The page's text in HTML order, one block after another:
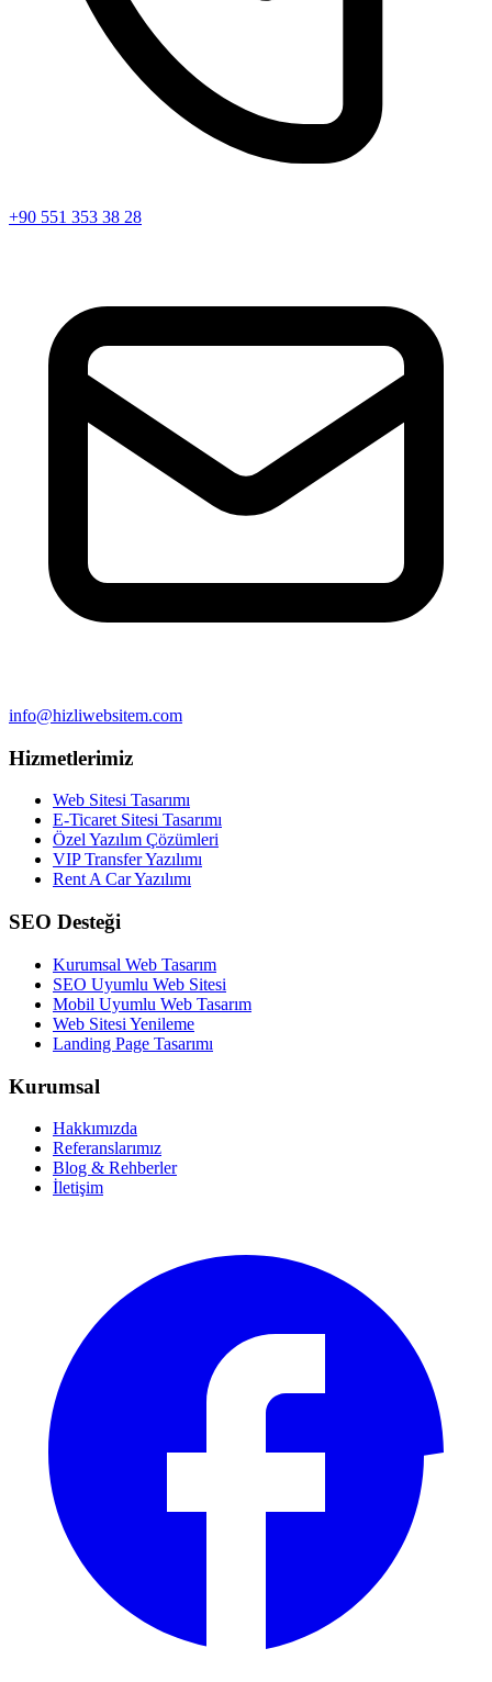
+90 551 353 38 28
info@hizliwebsitem.com
Hizmetlerimiz
Web Sitesi Tasarımı
E-Ticaret Sitesi Tasarımı
Özel Yazılım Çözümleri
VIP Transfer Yazılımı
Rent A Car Yazılımı
SEO Desteği
Kurumsal Web Tasarım
SEO Uyumlu Web Sitesi
Mobil Uyumlu Web Tasarım
Web Sitesi Yenileme
Landing Page Tasarımı
Kurumsal
Hakkımızda
Referanslarımız
Blog & Rehberler
İletişim